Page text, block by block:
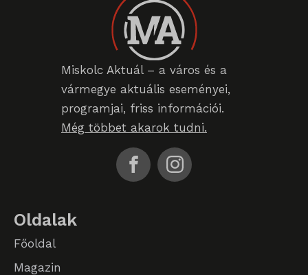
Miskolc Aktuál – a város és a
vármegye aktuális eseményei,
programjai, friss információi.
Még többet akarok tudni.
Oldalak
Főoldal
Magazin
SLO_GWPT_Show_Hide_tmp
SLO_wptGlobTipTmp